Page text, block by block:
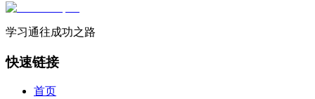
学习通往成功之路
快速链接
首页